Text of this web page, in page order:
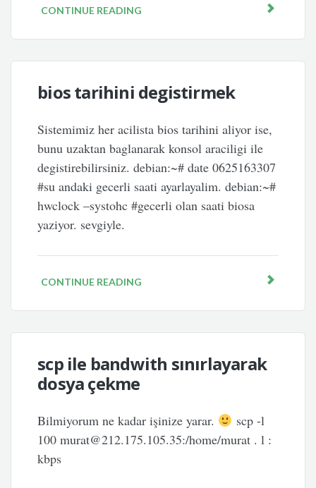
CONTINUE READING
bios tarihini degistirmek
Sistemimiz her acilista bios tarihini aliyor ise,
bunu uzaktan baglanarak konsol araciligi ile
degistirebilirsiniz. debian:~# date 0625163307
#su andaki gecerli saati ayarlayalim. debian:~#
hwclock –systohc #gecerli olan saati biosa
yaziyor. sevgiyle.
CONTINUE READING
scp ile bandwith sınırlayarak
dosya çekme
Bilmiyorum ne kadar işinize yarar.
scp -l
100 murat@212.175.105.35:/home/murat . l :
kbps